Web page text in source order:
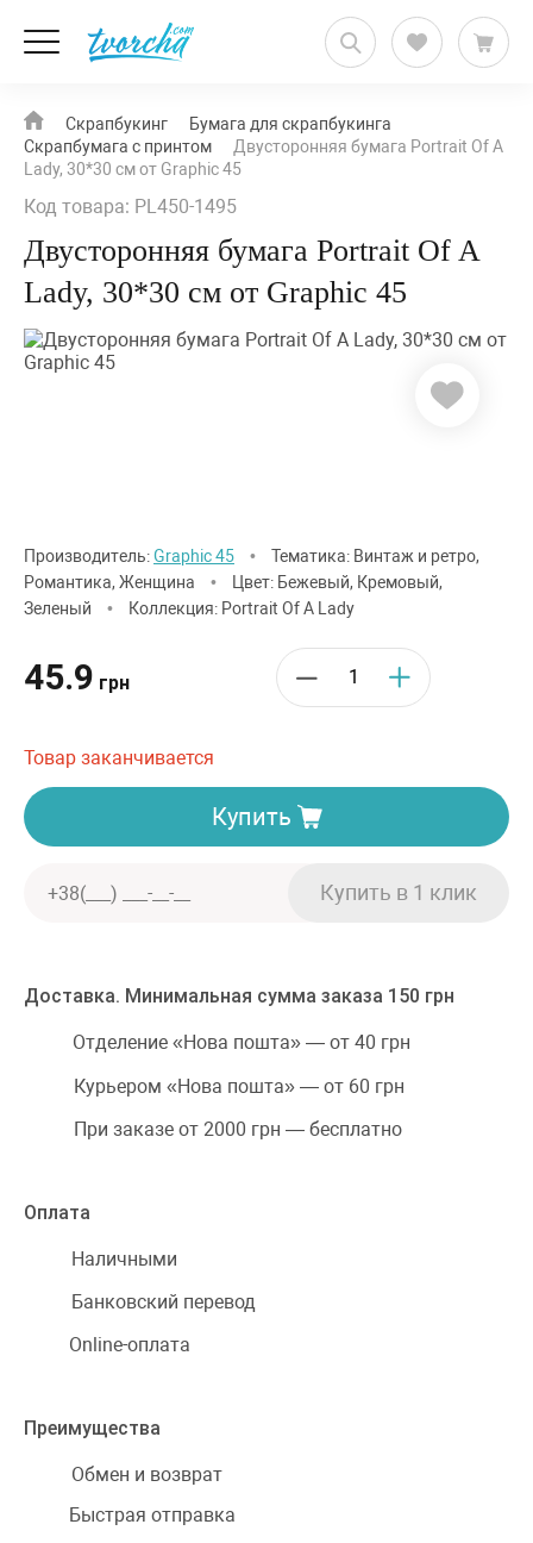
Скрапбукинг
Бумага для скрапбукинга
Скрапбумага с принтом
Двусторонняя бумага Portrait Of A
Lady, 30*30 см от Graphic 45
Код товара: PL450-1495
Двусторонняя бумага Portrait Of A
Lady, 30*30 см от Graphic 45
Производитель:Graphic 45 •
Тематика: Винтаж и ретро,
Романтика, Женщина
•
Цвет: Бежевый, Кремовый,
Зеленый
• Коллекция: Portrait Of A Lady
45.9 грн
Товар заканчивается
Купить
Доставка. Минимальная сумма заказа 150 грн
Отделение «Нова пошта» — от 40 грн
Курьером «Нова пошта» — от 60 грн
При заказе от 2000 грн — бесплатно
Оплата
Наличными
Банковский перевод
Online-оплата
Преимущества
Обмен и возврат
Быстрая отправка